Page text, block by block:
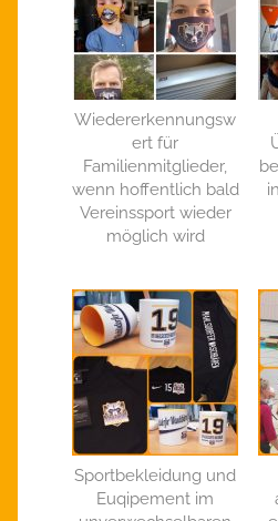
Wiedererkennungsw
ert für
Familienmitglieder,
wenn hoffentlich bald
Vereinssport wieder
möglich wird
Sportbekleidung und
Euqipement im